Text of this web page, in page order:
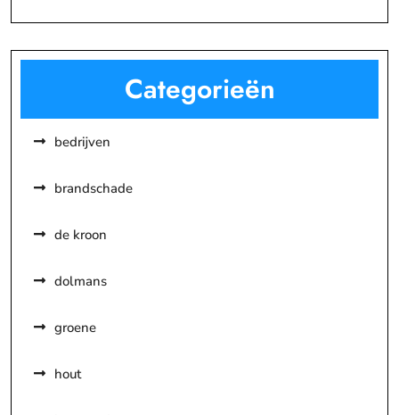
Categorieën
bedrijven
brandschade
de kroon
dolmans
groene
hout